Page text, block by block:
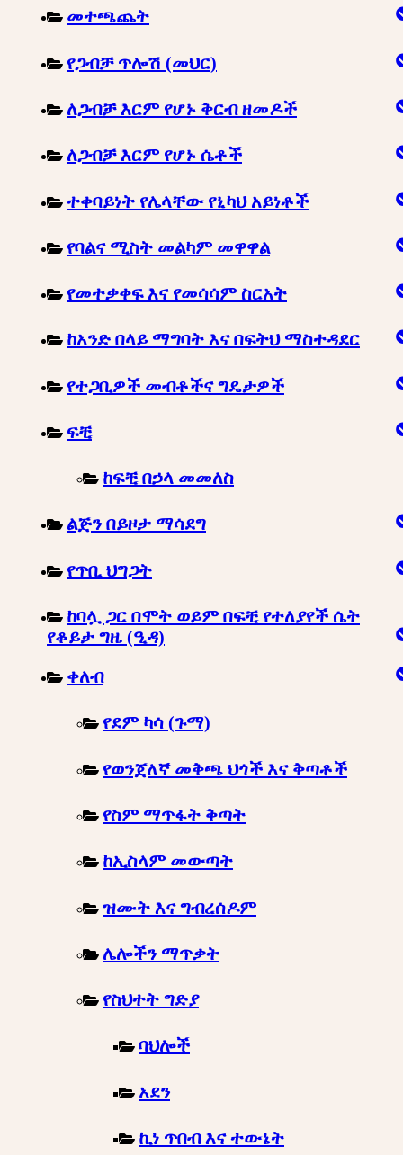
መተጫጨት
የጋብቻ ጥሎሽ (መህር)
ለጋብቻ እርም የሆኑ ቅርብ ዘመዶች
ለጋብቻ እርም የሆኑ ሴቶች
ተቀባይነት የሌላቸው የኒካህ አይነቶች
የባልና ሚስት መልካም መዋዋል
የመተቃቀፍ እና የመሳሳም ስርአት
ከአንድ በላይ ማግባት እና በፍትህ ማስተዳደር
የተጋቢዎች መብቶችና ግዴታዎች
ፍቺ
ከፍቺ በኃላ መመለስ
ልጅን በይዞታ ማሳደግ
የጥቢ ህግጋት
ከባሏ ጋር በሞት ወይም በፍቺ የተለያየች ሴት
የቆይታ ግዜ (ዒዳ)
ቀለብ
የደም ካሳ (ጉማ)
የወንጀለኛ መቅጫ ህጎች እና ቅጣቶች
የስም ማጥፋት ቅጣት
ከኢስላም መውጣት
ዝሙት እና ግብረሰዶም
ሌሎችን ማጥቃት
የስህተት ግድያ
ባህሎች
አደን
ኪነ ጥበብ እና ተውኔት